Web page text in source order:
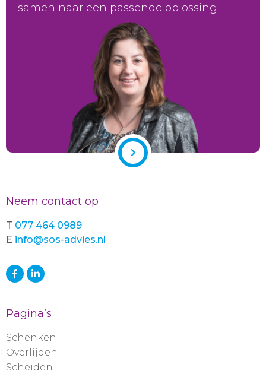
samen naar een passende oplossing.
Neem contact op
T 077 464 0989
E info@sos-advies.nl
Pagina’s
Schenken
Overlijden
Scheiden